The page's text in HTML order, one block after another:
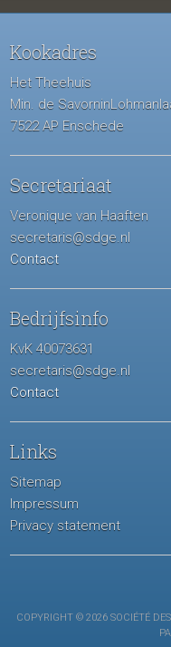
Kookadres
Het Theehuis
Min. de
7522 AP Enschede
Secretariaat
Veronique van Haaften
secretaris@sdge.nl
Contact
Bedrijfsinfo
KvK 40073631
secretaris@sdge.nl
Contact
Links
Sitemap
Impressum
Privacy statement
COPYRIGHT © 2026 SOCIÉTÉ